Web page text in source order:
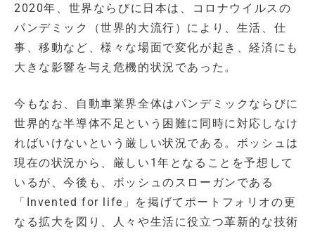
2020年、世界ならびに日本は、コロナウイルスの
パンデミック（世界的大流行）により、生活、仕
事、移動など、様々な場面で変化が起き、経済にも
大きな影響を与え危機的状況であった。
今もなお、自動車業界全体はパンデミックならびに
世界的な半導体不足という困難に同時に対応しなけ
ればいけないという厳しい状況である。ボッシュは
現在の状況から、厳しい1年となることを予想して
いるが、今後も、ボッシュのスローガンである
「Invented for life」を掲げてポートフォリオの更
なる拡大を図り、人々や生活に役立つ革新的な技術